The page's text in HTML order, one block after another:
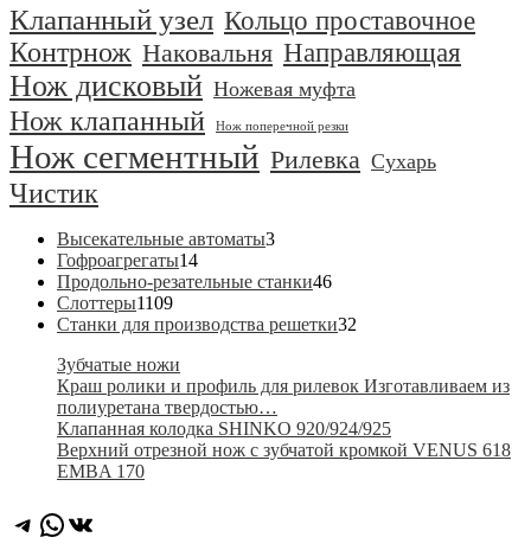
Клапанный узел Кольцо проставочное
Контрнож Наковальня Направляющая
Нож дисковый Ножевая муфта
Нож клапанный Нож поперечной резки
Нож сегментный Рилевка Сухарь
Чистик
Высекательные автоматы33
Гофроагрегаты1414
товаров
Продольно-резательные станки4646
Слоттеры11091109
товаров
Станки для производства решетки32
Зубчатые ножи
Краш ролики и профиль для рилевок Изготавливаем из
полиуретана твердостью…
Клапанная колодка SHINKO 920/924/925
Верхний отрезной нож с зубчатой кромкой VENUS 618
EMBA 170
Telegram
WhatsApp
ВКонтакте